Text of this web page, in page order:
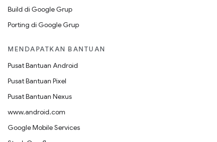
Build di Google Grup
Porting di Google Grup
MENDAPATKAN BANTUAN
Pusat Bantuan Android
Pusat Bantuan Pixel
Pusat Bantuan Nexus
www.android.com
Google Mobile Services